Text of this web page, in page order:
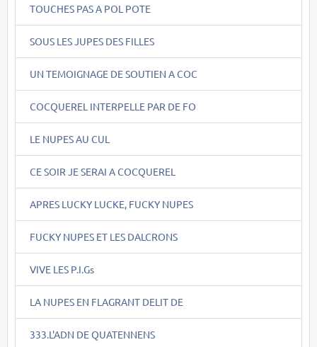
TOUCHES PAS A POL POTE
SOUS LES JUPES DES FILLES
UN TEMOIGNAGE DE SOUTIEN A COC
COCQUEREL INTERPELLE PAR DE FO
LE NUPES AU CUL
CE SOIR JE SERAI A COCQUEREL
APRES LUCKY LUCKE, FUCKY NUPES
FUCKY NUPES ET LES DALCRONS
VIVE LES P.I.Gs
LA NUPES EN FLAGRANT DELIT DE
333.L'ADN DE QUATENNENS